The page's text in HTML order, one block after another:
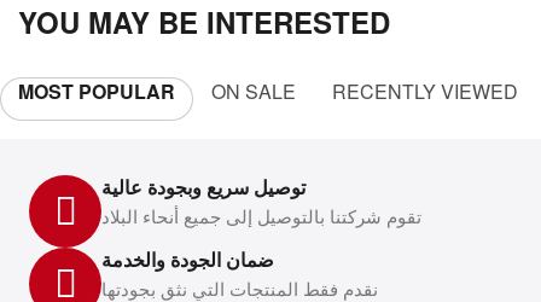
YOU MAY BE INTERESTED
MOST POPULAR ON SALE RECENTLY VIEWED
توصيل سريع وبجودة عالية
تقوم شركتنا بالتوصيل إلى جميع أنحاء البلاد
ضمان الجودة والخدمة
نقدم فقط المنتجات التي نثق بجودتها